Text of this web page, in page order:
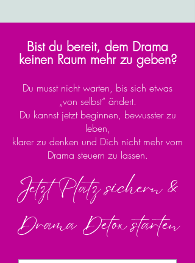
Bist du bereit, dem Drama
keinen Raum mehr zu geben?
Du musst nicht warten, bis sich etwas
„von selbst“ ändert.
Du kannst jetzt beginnen, bewusster zu
leben,
klarer zu denken und Dich nicht mehr vom
Drama steuern zu lassen.
Jetzt Platz sichern &
Drama Detox starten